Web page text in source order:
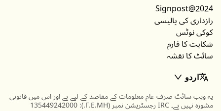
Signpost@2024
رازداری کی پالیسی
کوکی نوٹس
شکایت کا فارم
سائٹ کا نقشہ
اردو
یہ ویب سائٹ صرف عام معلومات کے مقاصد کے لیے ہے اور اس میں قانونی
مشورہ نہیں ہے۔ IRC رجسٹریشن نمبر (Γ.Ε.ΜΗ.): 135449242000